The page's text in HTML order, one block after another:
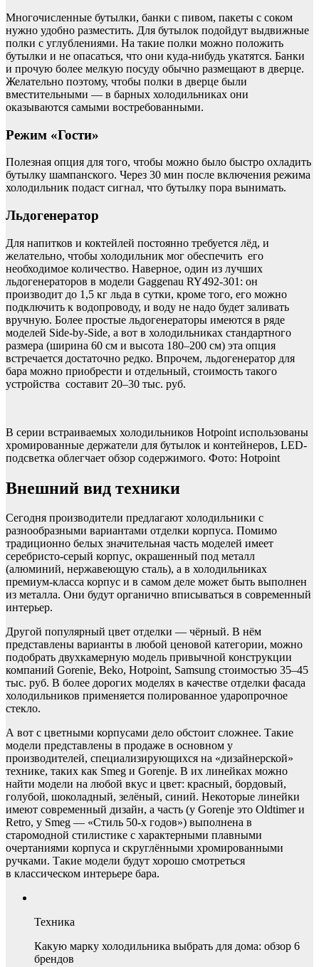
Многочисленные бутылки, банки с пивом, пакеты с соком
нужно удобно разместить. Для бутылок подойдут выдвижные
полки с углублениями. На такие полки можно положить
бутылки и не опасаться, что они куда-нибудь укатятся. Банки
и прочую более мелкую посуду обычно размещают в дверце.
Желательно поэтому, чтобы полки в дверце были
вместительными — в барных холодильниках они
оказываются самыми востребованными.
Режим «Гости»
Полезная опция для того, чтобы можно было быстро охладить
бутылку шампанского. Через 30 мин после включения режима
холодильник подаст сигнал, что бутылку пора вынимать.
Льдогенератор
Для напитков и коктейлей постоянно требуется лёд, и
желательно, чтобы холодильник мог обеспечить его
необходимое количество. Наверное, один из лучших
льдогенераторов в модели Gaggenau RY492-301: он
производит до 1,5 кг льда в сутки, кроме того, его можно
подключить к водопроводу, и воду не надо будет заливать
вручную. Более простые льдогенераторы имеются в ряде
моделей Side-by-Side, а вот в холодильниках стандартного
размера (ширина 60 см и высота 180–200 см) эта опция
встречается достаточно редко. Впрочем, льдогенератор для
бара можно приобрести и отдельный, стоимость такого
устройства составит 20–30 тыс. руб.
В серии встраиваемых холодильников Hotpoint использованы
хромированные держатели для бутылок и контейнеров, LED-
подсветка облегчает обзор содержимого. Фото: Hotpoint
Внешний вид техники
Сегодня производители предлагают холодильники с
разнообразными вариантами отделки корпуса. Помимо
традиционно белых значительная часть моделей имеет
серебристо-серый корпус, окрашенный под металл
(алюминий, нержавеющую сталь), а в холодильниках
премиум-класса корпус и в самом деле может быть выполнен
из металла. Они будут органично вписываться в современный
интерьер.
Другой популярный цвет отделки — чёрный. В нём
представлены варианты в любой ценовой категории, можно
подобрать двухкамерную модель привычной конструкции
компаний Gorenie, Beko, Hotpoint, Samsung стоимостью 35–45
тыс. руб. В более дорогих моделях в качестве отделки фасада
холодильников применяется полированное ударопрочное
стекло.
А вот с цветными корпусами дело обстоит сложнее. Такие
модели представлены в продаже в основном у
производителей, специализирующихся на «дизайнерской»
технике, таких как Smeg и Gorenje. В их линейках можно
найти модели на любой вкус и цвет: красный, бордовый,
голубой, шоколадный, зелёный, синий. Некоторые линейки
имеют современный дизайн, а часть (у Gorenje это Oldtimer и
Retro, у Smeg — «Стиль 50-х годов») выполнена в
старомодной стилистике с характерными плавными
очертаниями корпуса и скруг­лёнными хромированными
ручками. Такие модели будут хорошо смотреться
в классическом интерьере бара.
Техника
Какую марку холодильника выбрать для дома: обзор 6
брендов